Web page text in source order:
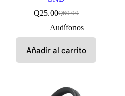
Q60.00
El
precio
original
Q60.00.
Q25.00El
precio
actual
Q25.00.
Audífonos
Añadir al carrito